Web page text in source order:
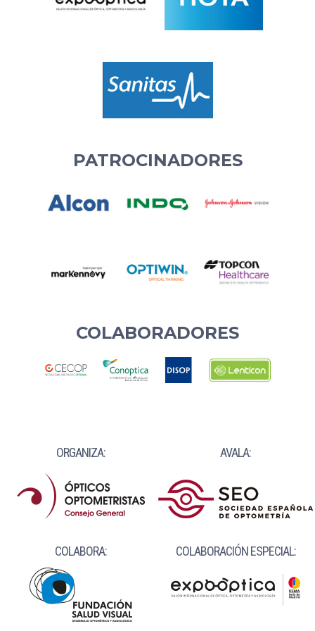
PATROCINADORES
COLABORADORES
ORGANIZA: AVALA:
COLABORA: COLABORACIÓN ESPECIAL: